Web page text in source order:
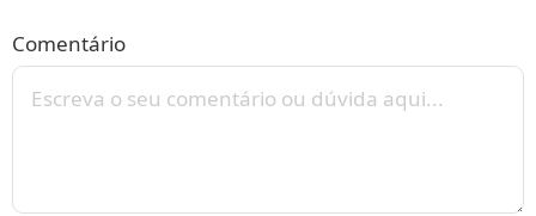
Comentário